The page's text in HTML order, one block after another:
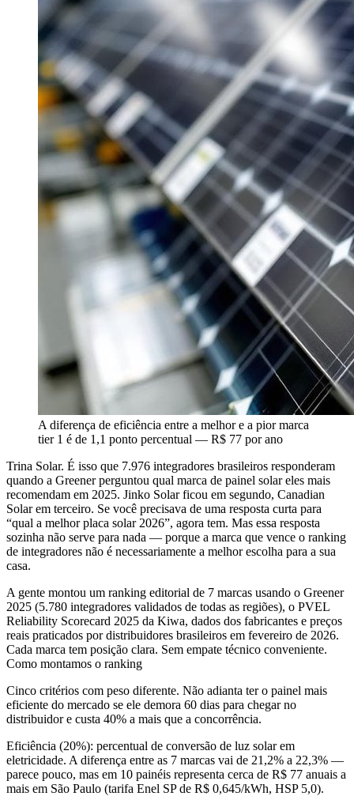
A diferença de eficiência entre a melhor e a pior marca
tier 1 é de 1,1 ponto percentual — R$ 77 por ano
Trina Solar. É isso que 7.976 integradores brasileiros responderam
quando a Greener perguntou qual marca de painel solar eles mais
recomendam em 2025. Jinko Solar ficou em segundo, Canadian
Solar em terceiro. Se você precisava de uma resposta curta para
“qual a melhor placa solar 2026”, agora tem. Mas essa resposta
sozinha não serve para nada — porque a marca que vence o ranking
de integradores não é necessariamente a melhor escolha para a sua
casa.
A gente montou um ranking editorial de 7 marcas usando o Greener
2025 (5.780 integradores validados de todas as regiões), o PVEL
Reliability Scorecard 2025 da Kiwa, dados dos fabricantes e preços
reais praticados por distribuidores brasileiros em fevereiro de 2026.
Cada marca tem posição clara. Sem empate técnico conveniente.
Como montamos o ranking
Cinco critérios com peso diferente. Não adianta ter o painel mais
eficiente do mercado se ele demora 60 dias para chegar no
distribuidor e custa 40% a mais que a concorrência.
Eficiência (20%): percentual de conversão de luz solar em
eletricidade. A diferença entre as 7 marcas vai de 21,2% a 22,3% —
parece pouco, mas em 10 painéis representa cerca de R$ 77 anuais a
mais em São Paulo (tarifa Enel SP de R$ 0,645/kWh, HSP 5,0).